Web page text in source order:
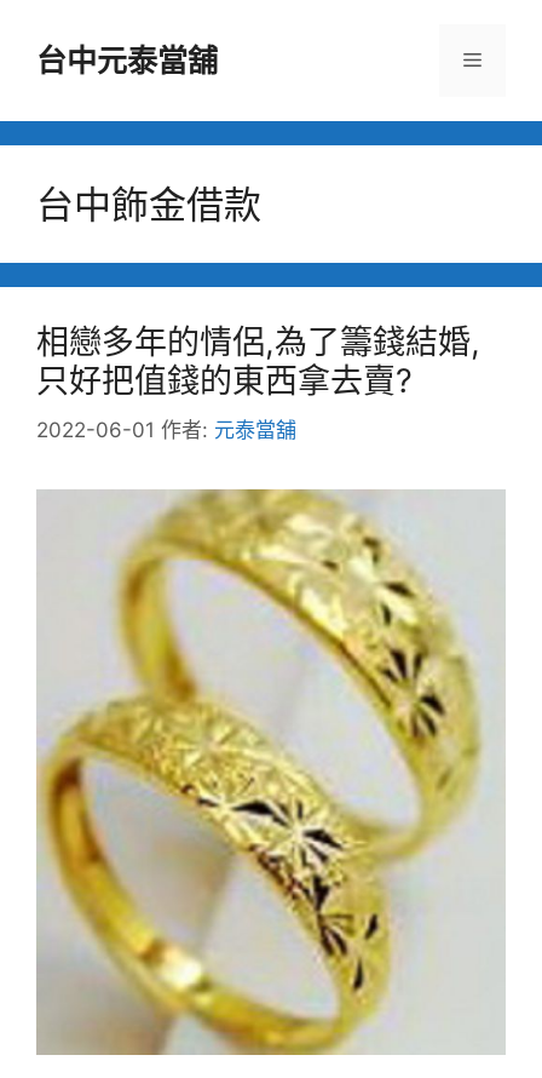
台中元泰當舖 選
台中飾金借款
相戀多年的情侶,為了籌錢結婚,
只好把值錢的東西拿去賣?
2022-06-01 作者: 元泰當舖